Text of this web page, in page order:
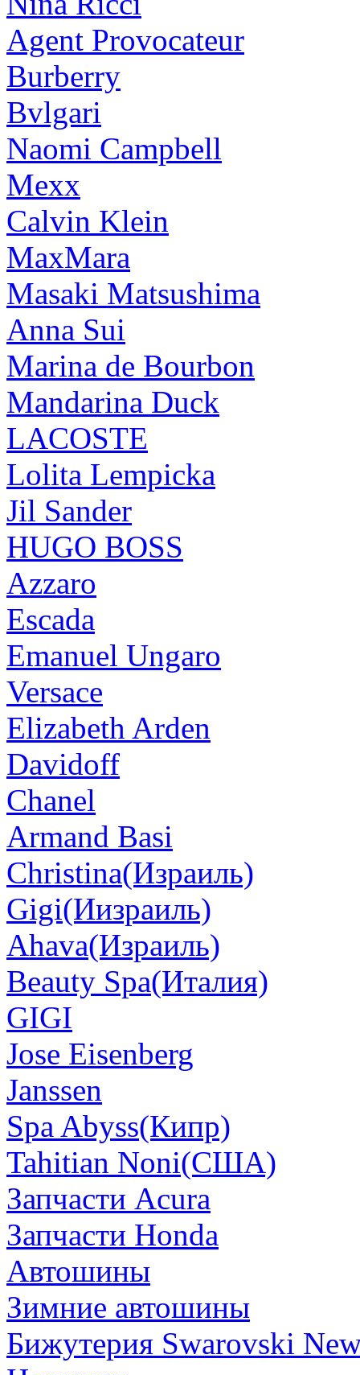
Agent Provocateur
Burberry
Bvlgari
Naomi Campbell
Mexx
Calvin Klein
MaxMara
Masaki Matsushima
Anna Sui
Marina de Bourbon
Mandarina Duck
LACOSTE
Lolita Lempicka
Jil Sander
HUGO BOSS
Azzaro
Escada
Emanuel Ungaro
Versace
Elizabeth Arden
Davidoff
Chanel
Armand Basi
Christina(Израиль)
Gigi(Иизраиль)
Ahava(Израиль)
Beauty Spa(Италия)
GIGI
Jose Eisenberg
Janssen
Spa Abyss(Кипр)
Tahitian Noni(США)
Запчасти Acura
Запчасти Honda
Автошины
Зимние автошины
Бижутерия Swarovski